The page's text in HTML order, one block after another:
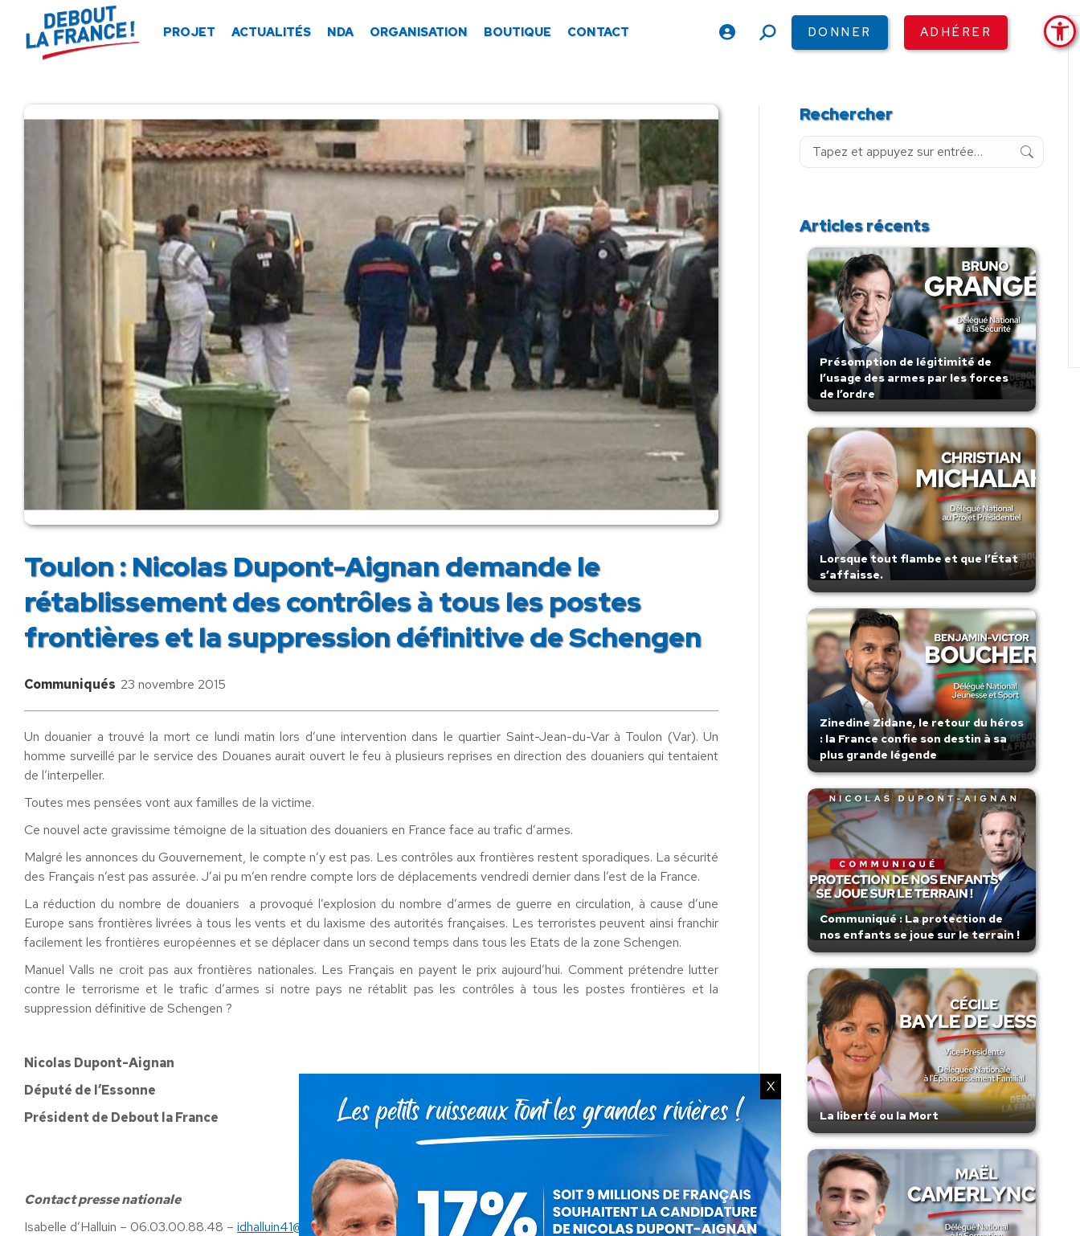
PROJET ACTUALITÉS NDA ORGANISATION BOUTIQUE CONTACT
RechercheDONNER ADHÉRER
Toulon : Nicolas Dupont-Aignan demande le
rétablissement des contrôles à tous les postes
frontières et la suppression définitive de Schengen
Communiqués 23 novembre 2015
Un douanier a trouvé la mort ce lundi matin lors d’une intervention dans le quartier Saint-Jean-du-Var à Toulon (Var). Un
homme surveillé par le service des Douanes aurait ouvert le feu à plusieurs reprises en direction des douaniers qui tentaient
de l’interpeller.
Toutes mes pensées vont aux familles de la victime.
Ce nouvel acte gravissime témoigne de la situation des douaniers en France face au trafic d’armes.
Malgré les annonces du Gouvernement, le compte n’y est pas. Les contrôles aux frontières restent sporadiques. La sécurité
des Français n’est pas assurée. J’ai pu m’en rendre compte lors de déplacements vendredi dernier dans l’est de la France.
La réduction du nombre de douaniers a provoqué l’explosion du nombre d’armes de guerre en circulation, à cause d’une
Europe sans frontières livrées à tous les vents et du laxisme des autorités françaises. Les terroristes peuvent ainsi franchir
facilement les frontières européennes et se déplacer dans un second temps dans tous les Etats de la zone Schengen.
Manuel Valls ne croit pas aux frontières nationales. Les Français en payent le prix aujourd’hui. Comment prétendre lutter
contre le terrorisme et le trafic d’armes si notre pays ne rétablit pas les contrôles à tous les postes frontières et la
suppression définitive de Schengen ?
Nicolas Dupont-Aignan
Député de l’Essonne
Président de Debout la France
Contact presse nationale
Isabelle d’Halluin – 06.03.00.88.48 – idhalluin41@gmail.com
Rechercher
Recherche
Articles récents
Présomption de légitimité de
l’usage des armes par les forces
de l’ordre
Lorsque tout flambe et que l’État
s’affaisse.
Zinedine Zidane, le retour du héros
: la France confie son destin à sa
plus grande légende
Communiqué : La protection de
nos enfants se joue sur le terrain !
La liberté ou la Mort
X
Panneau de gestion des cookies